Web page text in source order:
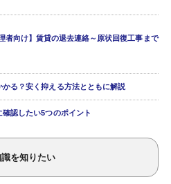
者向け】賃貸の退去連絡～原状回復工事まで
る？安く抑える方法とともに解説
認したい5つのポイント
を知りたい